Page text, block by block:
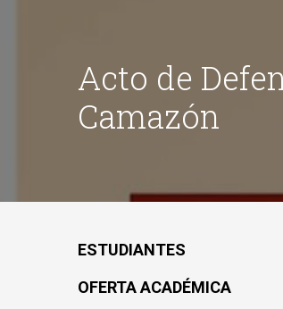
Acto de
Camazón
ESTUDIANTES
OFERTA ACADÉMICA